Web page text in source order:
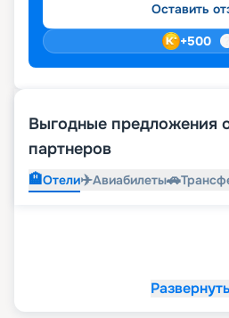
Оставить
+500
Выгодные предложения
партнеров
🏨Отели✈️Авиабилеты🚗
Развернуть